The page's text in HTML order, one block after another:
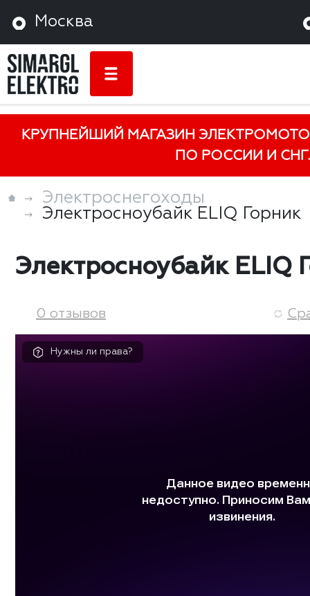
Москва
КРУПНЕЙШИЙ МАГАЗИН
ПО РОССИИ И СНГ.
Электроснегоходы
Электросноубайк ELIQ Горник
Электросноубайк ELIQ
0 отзывов
Нужны ли права?